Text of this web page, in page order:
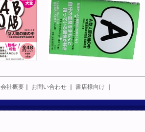
会社概要 お問い合わせ 書店様向け